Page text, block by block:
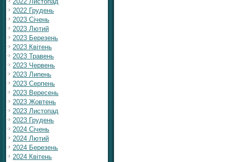
2022 Грудень
2023 Січень
2023 Лютий
2023 Березень
2023 Квітень
2023 Травень
2023 Червень
2023 Липень
2023 Серпень
2023 Вересень
2023 Жовтень
2023 Листопад
2023 Грудень
2024 Січень
2024 Лютий
2024 Березень
2024 Квітень